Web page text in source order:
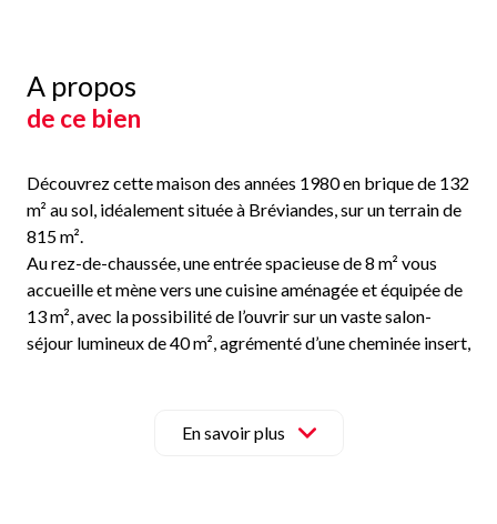
A propos
de ce bien
Découvrez cette maison des années 1980 en brique de 132
m² au sol, idéalement située à Bréviandes, sur un terrain de
815 m².
Au rez-de-chaussée, une entrée spacieuse de 8 m² vous
accueille et mène vers une cuisine aménagée et équipée de
13 m², avec la possibilité de l’ouvrir sur un vaste salon-
séjour lumineux de 40 m², agrémenté d’une cheminée insert,
À l’étage, un bel escalier en pierre dessert l’espace nuit
En savoir plus